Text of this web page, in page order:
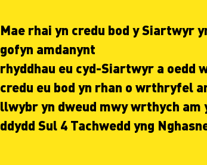
Mae rhai yn credu bod y Siartwyr
gofyn amdanynt
rhyddhau eu cyd-Siartwyr a oedd
credu eu bod yn rhan o wrthryfel
llwybr yn dweud mwy wrthych am
ddydd Sul 4 Tachwedd yng